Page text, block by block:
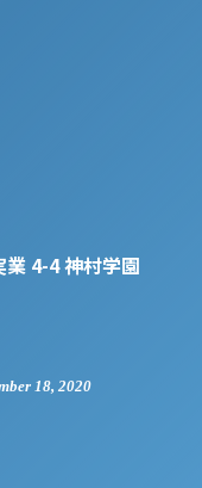
業 4-4 神村学園
18, 2020